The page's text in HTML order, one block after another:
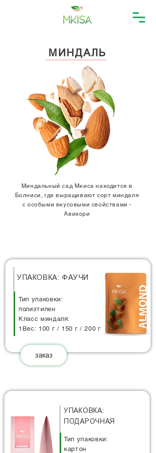
МИНДАЛЬ
Миндальный сад Мкиса находится в
Болниси, где выращивают сорт миндаля
с особыми вкусовыми свойствами -
Авихори
УПАКОВКА: ФАУЧИ
Тип упаковки:
полиэтилен
Класс миндаля:
1Вес: 100 г / 150 г / 200 г
заказ
Тип упаковки:
картон
УПАКОВКА:
ПОДАРОЧНАЯ